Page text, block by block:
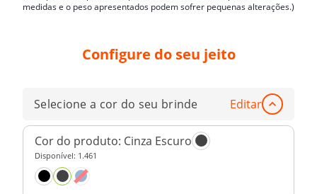
medidas e o peso apresentados podem sofrer pequenas alterações.)
Configure do seu jeito
Selecione a cor do seu brinde Editar
Cor do produto: Cinza Escuro
Disponível: 1.461